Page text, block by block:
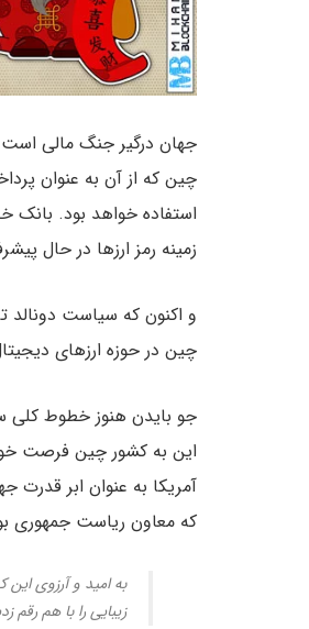
جهان درگیر جنگ مالی است
استفاده خواهد بود. بانک
زمینه رمز ارزها در حال
و اکنون که سیاست دونالد
چین در حوزه ارزهای
جو بایدن هنوز خطوط کلی
این به کشور چین فرصت
که معاون ریاست جمهوری
زیبایی را با هم رقم